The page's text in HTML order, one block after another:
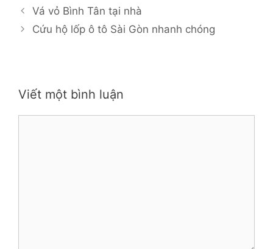
Vá vỏ Bình Tân tại nhà
Cứu hộ lốp ô tô Sài Gòn nhanh chóng
Viết một bình luận